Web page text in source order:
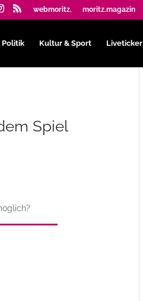
webmoritz. moritz.magazin
Politik Kultur & Sport Liveticker
Spiel